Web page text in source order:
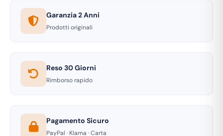
Garanzia 2 Anni
Prodotti originali
Reso 30 Giorni
Rimborso rapido
Pagamento Sicuro
PayPal · Klarna · Carta